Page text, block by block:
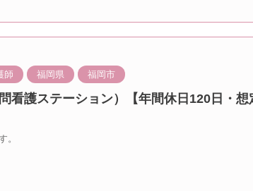
師 福岡県 福岡市
看護ステーション）【年間休日120日・想
。